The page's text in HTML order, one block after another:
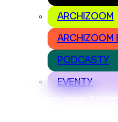
Nastavení cookies |
ARCHIZOOM
ARCHIZOOM
PODCASTY
EVENTY